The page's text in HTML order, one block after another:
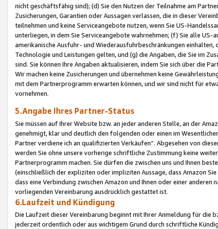
nicht geschäftsfähig sind); (d) Sie den Nutzen der Teilnahme am
Zusicherungen, Garantien oder Aussagen verlassen, die in dieser
teilnehmen und keine Serviceangebote nutzen, wenn Sie US-
unterliegen, in dem Sie Serviceangebote wahrnehmen; (f) Sie alle
amerikanische Ausfuhr- und Wiederausfuhrbeschränkungen
Technologie und Leistungen gelten, und (g) die Angaben, die Sie im
sind. Sie können Ihre Angaben aktualisieren, indem Sie sich über die
Wir machen keine Zusicherungen und übernehmen keine
mit dem Partnerprogramm erwarten können, und wir sind nicht für
vornehmen.
5.Angabe Ihres Partner-Status
Sie müssen auf Ihrer Website bzw. an jeder anderen Stelle, an der
genehmigt, klar und deutlich den folgenden oder einen im
Partner verdiene ich an qualifizierten Verkäufen“. Abgesehen von
werden Sie ohne unsere vorherige schriftliche Zustimmung keine
Partnerprogramm machen. Sie dürfen die zwischen uns und Ihnen
(einschließlich der expliziten oder impliziten Aussage, dass Amazon
dass eine Verbindung zwischen Amazon und Ihnen oder einer
vorliegenden Vereinbarung ausdrücklich gestattet ist.
6.Laufzeit und Kündigung
Die Laufzeit dieser Vereinbarung beginnt mit Ihrer Anmeldung für die
jederzeit ordentlich oder aus wichtigem Grund durch schriftliche